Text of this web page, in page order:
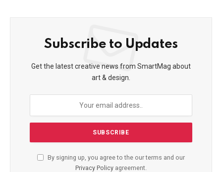
Subscribe to Updates
Get the latest creative news from SmartMag about
art & design.
By signing up, you agree to the our terms and our
Privacy Policy agreement.